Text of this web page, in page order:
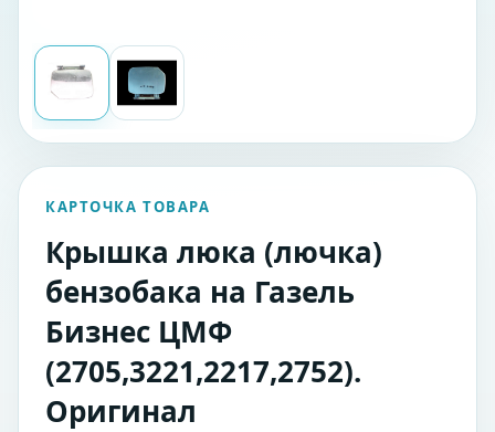
КАРТОЧКА ТОВАРА
Крышка люка (лючка)
бензобака на Газель
Бизнес ЦМФ
(2705,3221,2217,2752).
Оригинал